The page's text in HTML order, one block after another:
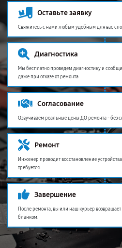
Оставьте заявку
Свяжитесь с нами любым удобным для вас
Диагностика
Мы бесплатно проведем диагностику и
даже при отказе от ремонта
Согласование
Озвучиваем реальные цены ДО ремонта - без
Ремонт
Инженер проводит восстановление
требуется.
Завершение
После ремонта, вы или наш курьер возвращает
бланком.